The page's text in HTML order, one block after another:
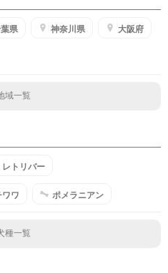
県 神奈川県 大阪府
域一覧
トリバー
ワ ポメラニアン
種一覧